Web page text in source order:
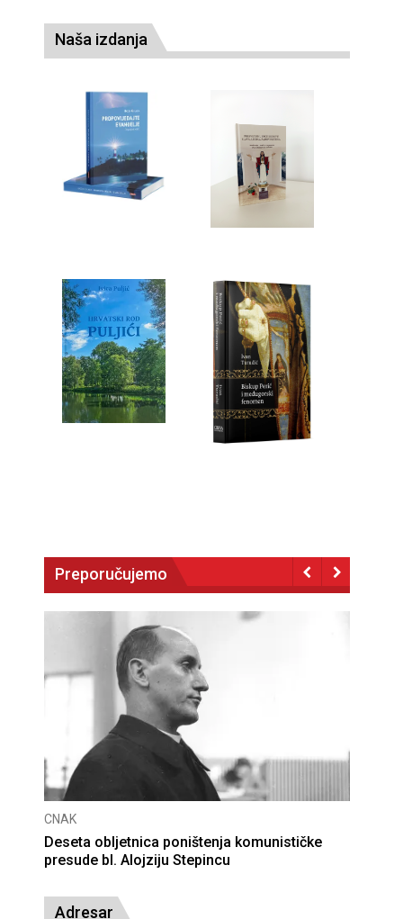
Naša izdanja
Preporučujemo
CNAK
Deseta obljetnica poništenja komunističke
presude bl. Alojziju Stepincu
Adresar